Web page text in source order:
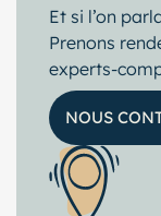
Et si l’on
Prenons
experts-
NOUS